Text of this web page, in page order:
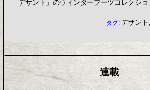
「デサント」のウィンターブーツコレクシ
タグ:デサント
連載